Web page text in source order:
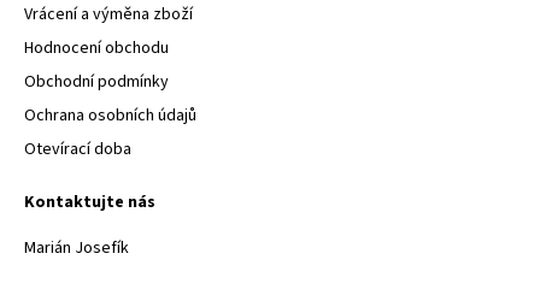
Vrácení a výměna zboží
Hodnocení obchodu
Obchodní podmínky
Ochrana osobních údajů
Otevírací doba
Kontaktujte nás
Marián Josefík